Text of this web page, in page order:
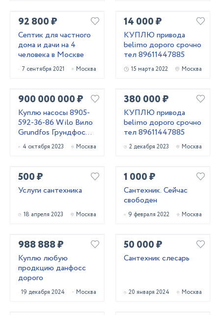
92 800 ₽
Септик для частного
дома и дачи на 4
человека в Москве
7 сентября 2021 Москва
14 000 ₽
КУПЛЮ привода
belimo дорого срочно
тел 89611447885
15 марта 2022 Москва
900 000 000 ₽
Куплю насосы 8905-
592-36-86 Wilo Вило
Grundfos Грундфос
Dap Дап. и другие м
4 октября 2023 Москва
380 000 ₽
КУПЛЮ привода
belimo дорого срочно
тел 89611447885
2 декабря 2023 Москва
500 ₽
Услуги сантехника
18 апреля 2023 Москва
1 000 ₽
Сантехник. Сейчас
свободен
9 февраля 2022 Москва
988 888 ₽
Куплю любую
продкцию данфосс
дорого
19 декабря 2024 Москва
50 000 ₽
Сантехник слесарь
20 января 2024 Москва